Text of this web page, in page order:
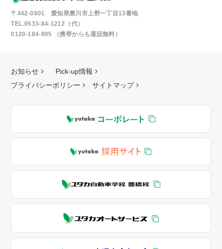
〒442-0801 愛知県豊川市上野一丁目13番地
TEL.0533-84-1212（代）
0120-184-895 （携帯からも通話無料）
お知らせ
Pick-up情報
プライバシーポリシー
サイトマップ